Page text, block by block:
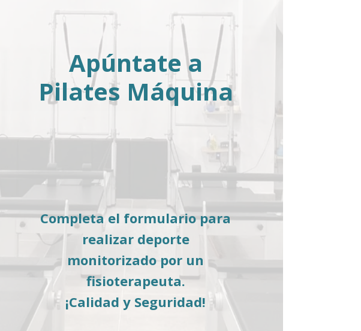
Apúntate a
Pilates Máquina
Completa el formulario para
realizar deporte
monitorizado por un
fisioterapeuta.
¡Calidad y Seguridad!